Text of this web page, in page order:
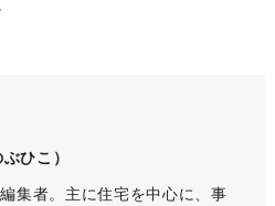
ひこ）
集者。主に住宅を中心に、事